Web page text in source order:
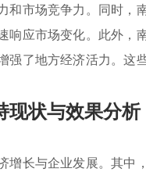
市场竞争力。同时，
响应市场变化。此外，
了地方经济活力。这
现状与效果分析
增长与企业发展。其中